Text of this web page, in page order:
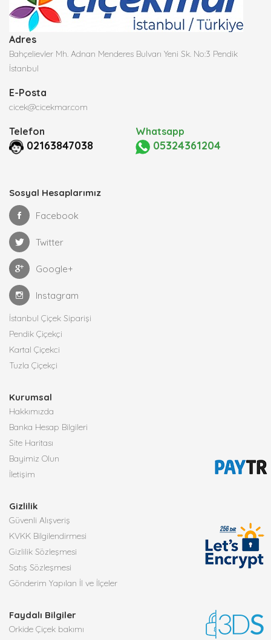
Adres
Bahçelievler Mh. Adnan Menderes Bulvarı Yeni Sk. No:3 Pendik
İstanbul
E-Posta
cicek@cicekmar.com
Telefon
02163847038
Whatsapp
05324361204
Sosyal Hesaplarımız
Facebook
Twitter
Google+
Instagram
İstanbul Çiçek Siparişi
Pendik Çiçekçi
Kartal Çiçekci
Tuzla Çiçekçi
Kurumsal
Hakkımızda
Banka Hesap Bilgileri
Site Haritası
Bayimiz Olun
İletişim
Gizlilik
Güvenli Alışveriş
KVKK Bilgilendirmesi
Gizlilik Sözleşmesi
Satış Sözleşmesi
Gönderim Yapılan İl ve İlçeler
Faydalı Bilgiler
Orkide Çiçek bakımı